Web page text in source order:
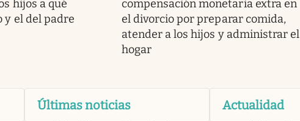
hijos a qué
y el del padre
compensación monetaria extra en
el divorcio por preparar comida,
atender a los hijos y administrar el
hogar
Últimas noticias Actualidad